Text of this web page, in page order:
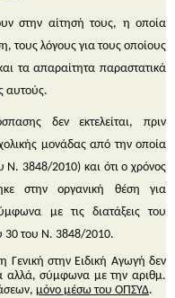
στην αίτησή τους, η οποία
τους λόγους για τους οποίους
τα απαραίτητα παραστατικά
αυτούς.
δεν εκτελείται, πριν
μονάδας από την οποία
Ν. 3848/2010) και ότι ο χρόνος
στην οργανική θέση για
με τις διατάξεις του
30 του Ν. 3848/2010.
στην Ειδική Αγωγή δεν
αλλά, σύμφωνα με την αριθμ.
μόνο μέσω του ΟΠΣΥΔ.